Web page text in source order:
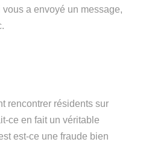
vous a envoyé un message,
rencontrer résidents sur
ce en fait un véritable
est-ce une fraude bien